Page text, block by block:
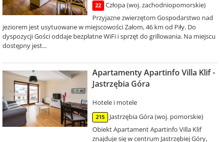
22
Człopa (woj. zachodniopomorskie)
Przyjazne zwierzętom Gospodarstwo nad
jeziorem jest usytuowane w miejscowości Załom, 46 km od Piły. Do
dyspozycji Gości oddaje bezpłatne WiFi i sprzęt do grillowania. Na miejscu
dostępny jest...
Apartamenty Apartinfo Villa Klif -
Jastrzębia Góra
Hotele i motele
215
Jastrzębia Góra (woj. pomorskie)
Obiekt Apartament Apartinfo Villa Klif
znajduje się w centrum Jastrzębiej Góry,